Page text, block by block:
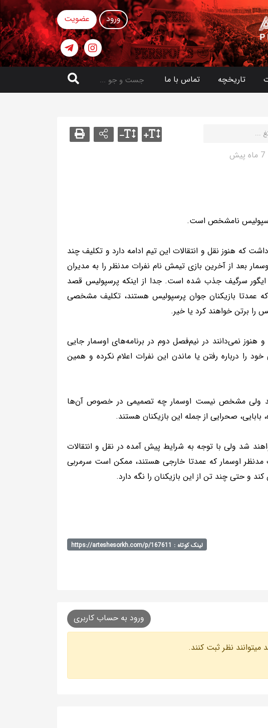
ورود عضویت
تاریخچه تماس با ما
...
7 ماه پیش
نامشخص است.
که هنوز نقل و انتقالات این تیم ادامه دارد و تکلیف چند
بعد از آخرین بازی تیمش نام نفرات مدنظر را به مدیران
سرگیف جذب شده است. جدا از اینکه پرسپولیس قصد
عمدتا بازیکنان جوان پرسپولیس هستند، تکلیف مشخصی
برتن خواهند کرد یا خیر.
و هنوز نمی‌دانند در نیم‌فصل دوم در برنامه‌های اوسمار جایی
را درباره رفتن یا ماندن این نفرات اعلام نکرده و همین
ولی مشخص نیست اوسمار چه تصمیمی در خصوص آن‌ها
صحرایی از جمله این بازیکنان هستند.
شد ولی با توجه به شرایط پیش آمده در نقل و انتقالات
اوسمار که عمدتا خارجی هستند، ممکن است سرمربی
و حتی چند تن از این بازیکنان را نگه دارد.
لینک کوتاه : https://arteshesorkh.com/p/167611
ورود به حساب کاربری
نظر ثبت کنند.